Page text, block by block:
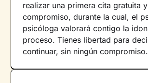
realizar una primera cita gratuita
compromiso, durante la cual, el
psicóloga valorará contigo la
proceso. Tienes libertad para
continuar, sin ningún compromiso.